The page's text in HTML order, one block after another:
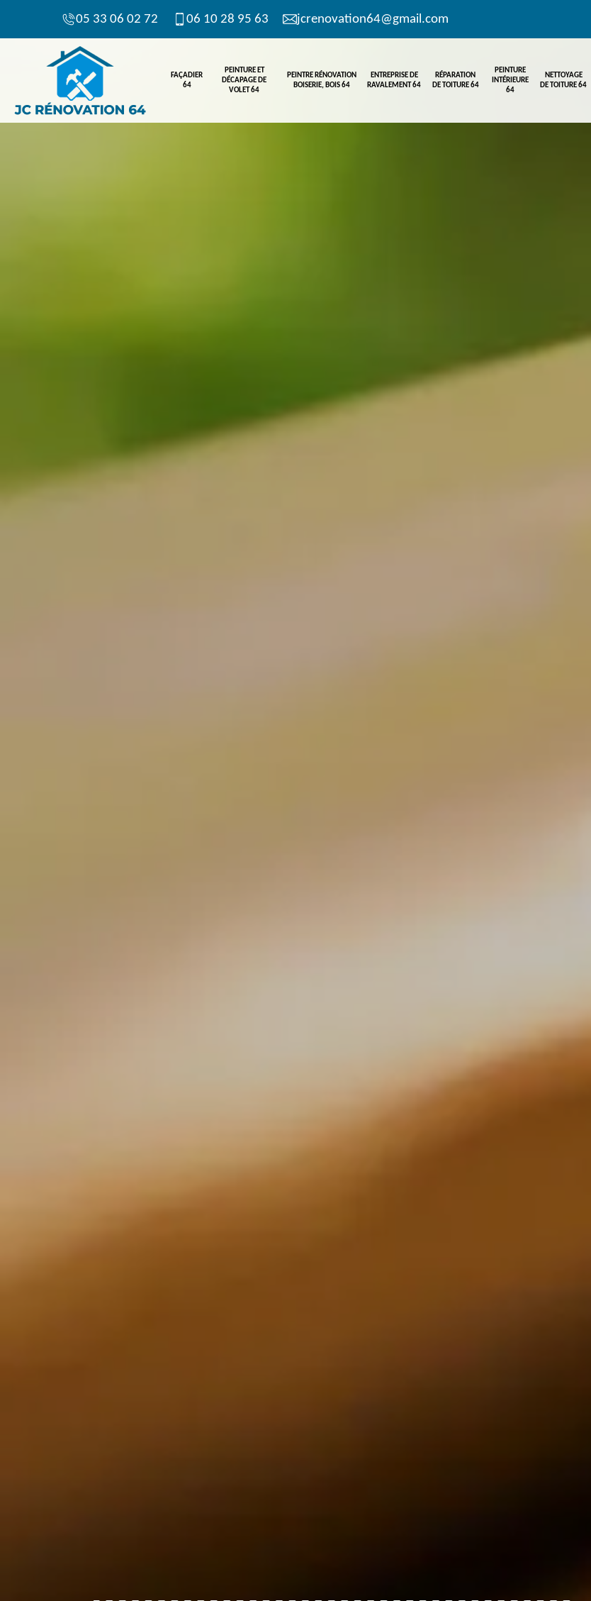
05 33 06 02 72 06 10 28 95 63 jcrenovation64@gmail.com
FAÇADIER
64
PEINTURE ET
DÉCAPAGE DE
VOLET 64
PEINTRE RÉNOVATION
BOISERIE, BOIS 64
ENTREPRISE DE
RAVALEMENT 64
RÉPARATION
DE TOITURE 64
PEINTURE
INTÉRIEURE
64
NETTOYAGE
DE TOITURE 64